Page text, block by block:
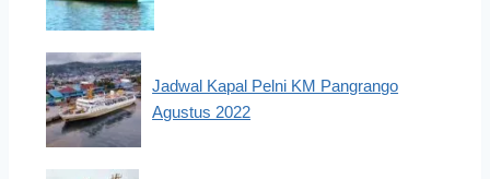
Jadwal Kapal Pelni KM Pangrango
Agustus 2022